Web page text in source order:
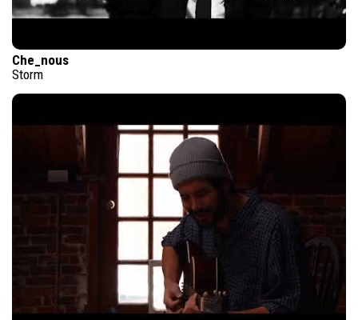
Che_nous
Storm